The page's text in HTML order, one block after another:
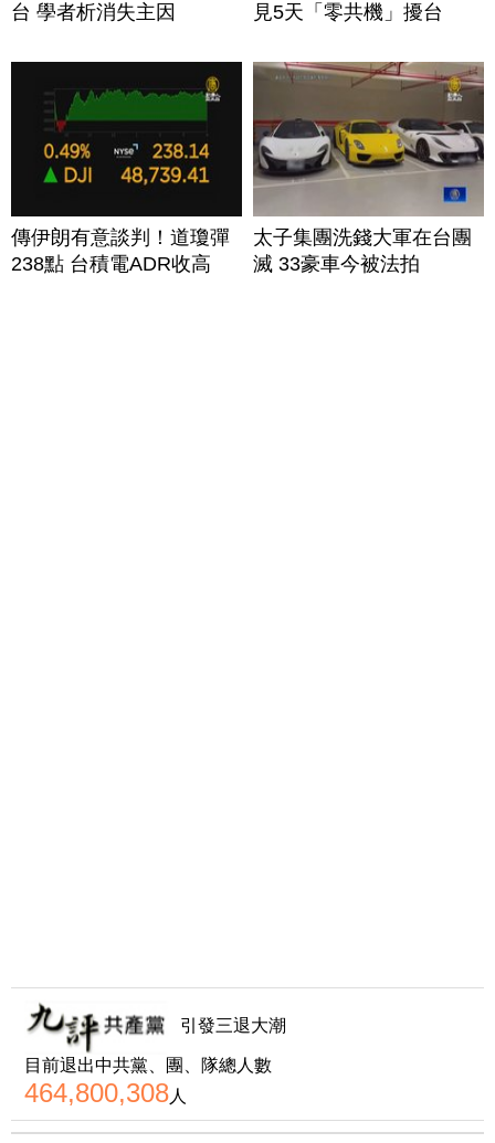
台 學者析消失主因
見5天「零共機」擾台
傳伊朗有意談判！道瓊彈
238點 台積電ADR收高
太子集團洗錢大軍在台團
滅 33豪車今被法拍
引發三退大潮
目前退出中共黨、團、隊總人數
464,800,308人